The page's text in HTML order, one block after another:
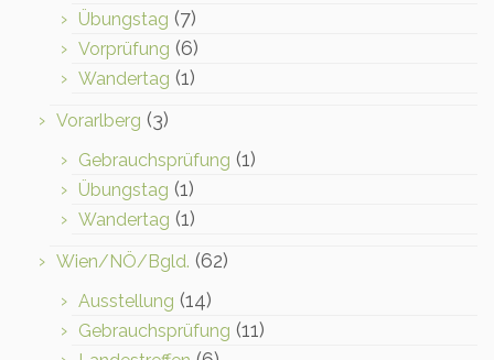
Übungstag (7)
Vorprüfung (6)
Wandertag (1)
Vorarlberg (3)
Gebrauchsprüfung (1)
Übungstag (1)
Wandertag (1)
Wien/NÖ/Bgld. (62)
Ausstellung (14)
Gebrauchsprüfung (11)